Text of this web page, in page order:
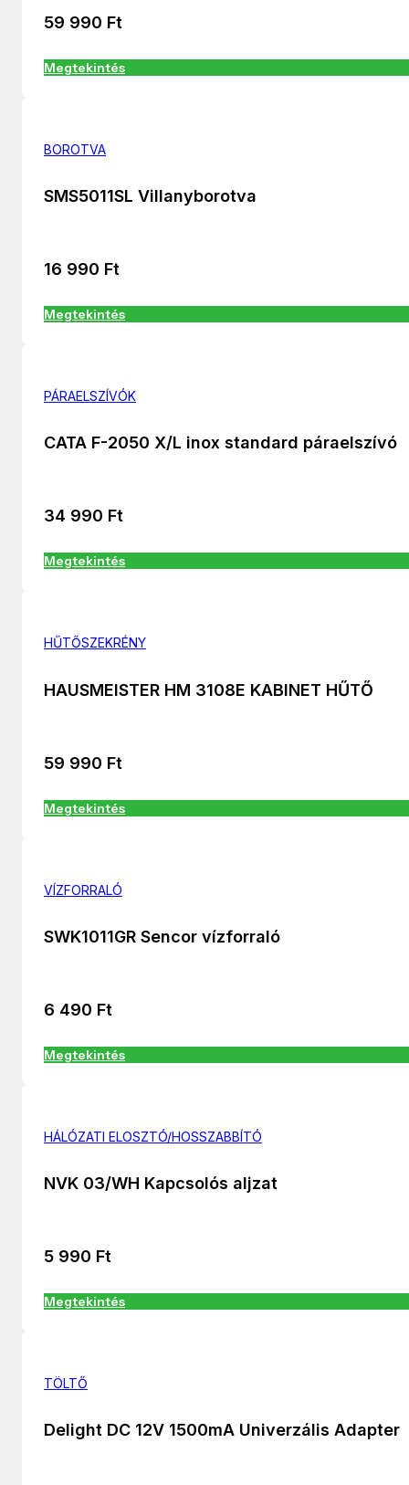
59 990 Ft
Megtekintés
BOROTVA
SMS5011SL Villanyborotva
16 990 Ft
Megtekintés
PÁRAELSZÍVÓK
CATA F-2050 X/L inox standard páraelszívó
34 990 Ft
Megtekintés
HŰTŐSZEKRÉNY
HAUSMEISTER HM 3108E KABINET HŰTŐ
59 990 Ft
Megtekintés
VÍZFORRALÓ
SWK1011GR Sencor vízforraló
6 490 Ft
Megtekintés
HÁLÓZATI ELOSZTÓ/HOSSZABBÍTÓ
NVK 03/WH Kapcsolós aljzat
5 990 Ft
Megtekintés
TÖLTŐ
Delight DC 12V 1500mA Univerzális Adapter